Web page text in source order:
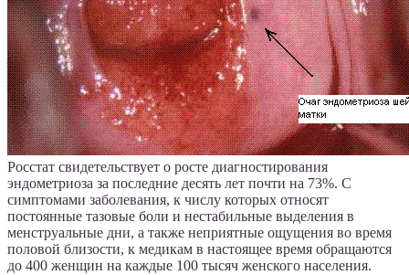
Росстат свидетельствует о росте диагностирования
эндометриоза за последние десять лет почти на 73%. С
симптомами заболевания, к числу которых относят
постоянные тазовые боли и нестабильные выделения в
менструальные дни, а также неприятные ощущения во время
половой близости, к медикам в настоящее время обращаются
до 400 женщин на каждые 100 тысяч женского населения.